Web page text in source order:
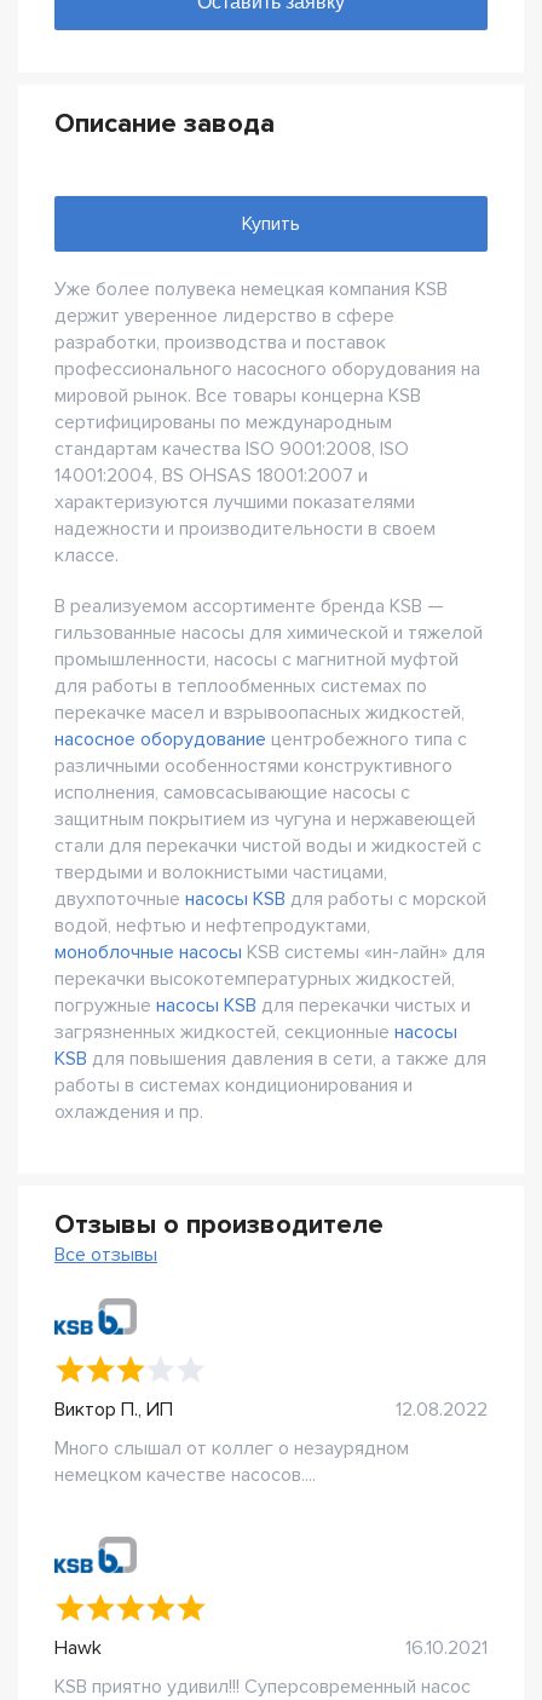
Описание завода
Купить
Уже более полувека немецкая компания KSB
держит уверенное лидерство в сфере
разработки, производства и поставок
профессионального насосного оборудования на
мировой рынок. Все товары концерна KSB
сертифицированы по международным
стандартам качества ISO 9001:2008, ISO
14001:2004, BS OHSAS 18001:2007 и
характеризуются лучшими показателями
надежности и производительности в своем
классе.
В реализуемом ассортименте бренда KSB —
гильзованные насосы для химической и тяжелой
промышленности, насосы с магнитной муфтой
для работы в теплообменных системах по
перекачке масел и взрывоопасных жидкостей,
насосное оборудование центробежного типа с
различными особенностями конструктивного
исполнения, самовсасывающие насосы с
защитным покрытием из чугуна и нержавеющей
стали для перекачки чистой воды и жидкостей с
твердыми и волокнистыми частицами,
двухпоточные насосы KSB для работы с морской
водой, нефтью и нефтепродуктами,
моноблочные насосы KSB системы «ин-лайн» для
перекачки высокотемпературных жидкостей,
погружные насосы KSB для перекачки чистых и
загрязненных жидкостей, секционные насосы
KSB для повышения давления в сети, а также для
работы в системах кондиционирования и
охлаждения и пр.
Отзывы о производителе
Все отзывы
Виктор П., ИП
12.08.2022
Много слышал от коллег о незаурядном
немецком качестве насосов....
Hawk
16.10.2021
KSB приятно удивил!!! Суперсовременный насос